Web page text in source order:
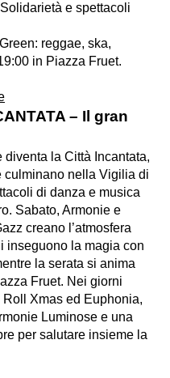
e spettacoli
reggae, ska,
in Piazza Fruet.
– Il gran
la Città Incantata,
culminano nella Vigilia di
di danza e musica
Sabato, Armonie e
creano l’atmosfera
inseguono la magia con
la serata si anima
Fruet. Nei giorni
Xmas ed Euphonia,
Luminose e una
per salutare insieme la